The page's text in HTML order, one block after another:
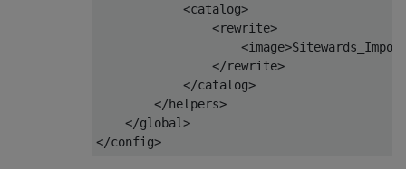
<catalog>
<rewrite>
<image>
</rewrite>
</catalog>
</helpers>
</global>
</config>